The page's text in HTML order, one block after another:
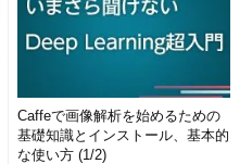
Caffeで画像解析を始めるための
基礎知識とインストール、基本的
な使い方 (1/2)